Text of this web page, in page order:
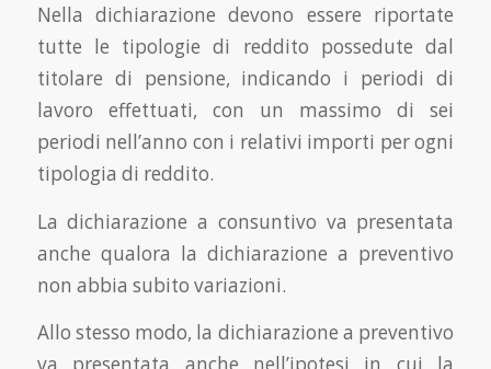
Nella dichiarazione devono essere riportate
tutte le tipologie di reddito possedute dal
titolare di pensione, indicando i periodi di
lavoro effettuati, con un massimo di sei
periodi nell’anno con i relativi importi per ogni
tipologia di reddito.
La dichiarazione a consuntivo va presentata
anche qualora la dichiarazione a preventivo
non abbia subito variazioni.
Allo stesso modo, la dichiarazione a preventivo